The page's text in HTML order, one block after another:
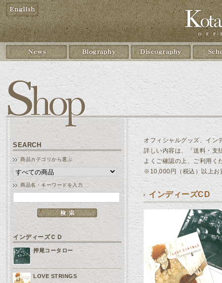
SEARCH
商品カテゴリから選ぶ
商品名・キーワードを入力
インディーズＣＤ
押尾コータロー
LOVE STRINGS
オフィシャルグッズ、イン
詳しい内容は、「送料・支
よくご確認の上、ご利用く
※10,000円（税込）以上お
インディーズCD